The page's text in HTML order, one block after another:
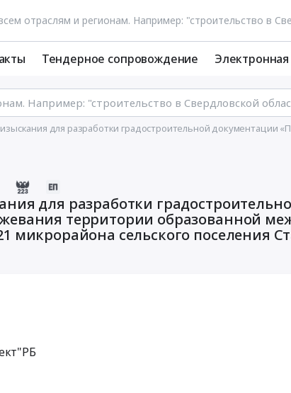
Тендерное сопровождение
для разработки градостроительной документации
территории образованной
сельского поселения
Бурзянский район Республики
(с созданием